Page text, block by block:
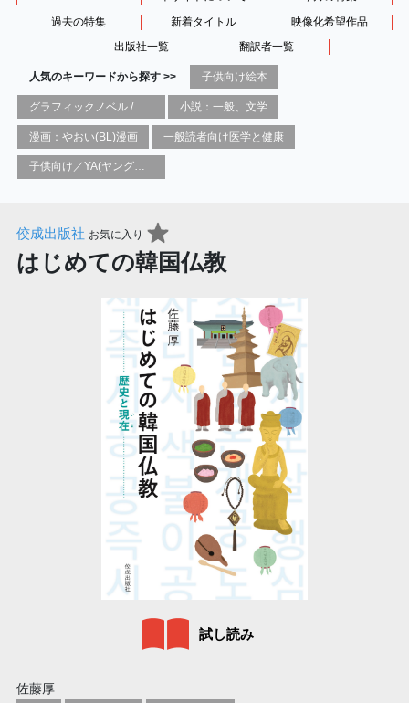
過去の特集
新着タイトル
映像化希望作品
出版社一覧
翻訳者一覧
人気のキーワードから探す >> 子供向け絵本
小説：一般、文学
漫画：やおい(BL)漫画 一般読者向け医学と健康
子供向け／YA(ヤングアダルト)向け一般：芸術&芸術家
佼成出版社 お気に入り
はじめての韓国仏教
試し読み
佐藤厚